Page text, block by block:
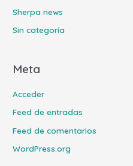
Sherpa news
Sin categoría
Meta
Acceder
Feed de entradas
Feed de comentarios
WordPress.org